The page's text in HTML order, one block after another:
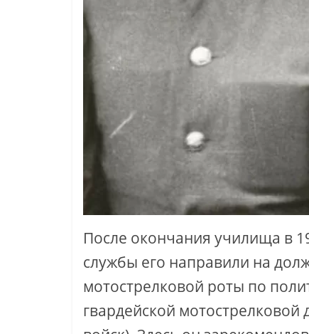
После окончания училища в
службы его направили на
мотострелковой роты по
гвардейской мотострелковой